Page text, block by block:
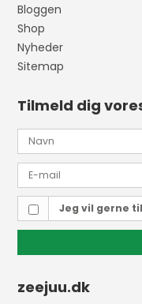
Bloggen
Shop
Nyheder
Sitemap
Tilmeld dig
Jeg vil gerne
zeejuu.dk